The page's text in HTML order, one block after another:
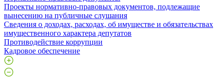
Проекты нормативно-правовых документов, подлежащие
вынесению на публичные слушания
Сведения о доходах, расходах, об имуществе и обязательствах
имущественного характера депутатов
Противодействие коррупции
Кадровое обеспечение